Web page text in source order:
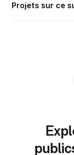
Projets sur ce